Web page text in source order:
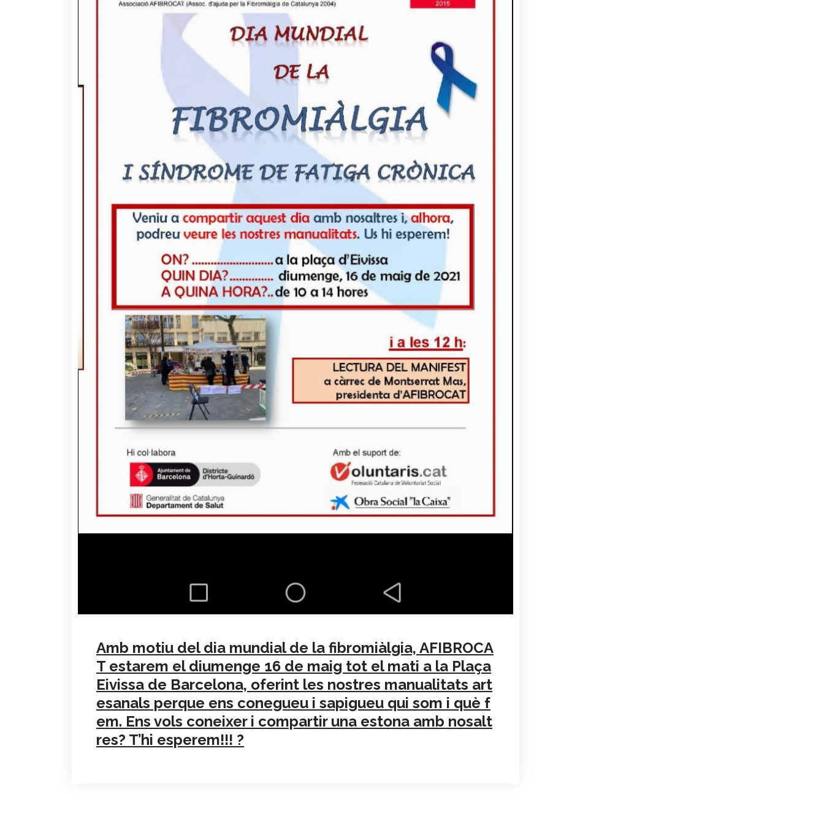
Amb motiu del dia mundial de la fibromiàlgia, AFIBROCA
T estarem el diumenge 16 de maig tot el mati a la Plaça
Eivissa de Barcelona, oferint les nostres manualitats art
esanals perque ens conegueu i sapigueu qui som i què f
em. Ens vols coneixer i compartir una estona amb nosalt
res? T’hi esperem!!! ?